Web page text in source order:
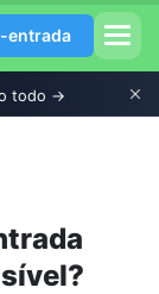
entrada
todo →